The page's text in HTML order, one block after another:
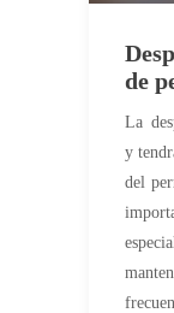
de
La
y
del